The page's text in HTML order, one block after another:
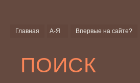
Главная А-Я Впервые на сайте?
ПОИСК